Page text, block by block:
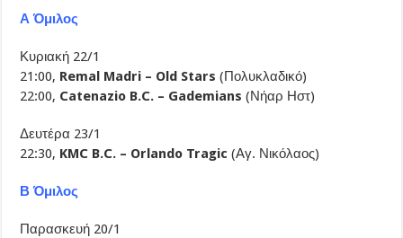
Α Όμιλος
Κυριακή 22/1
21:00, Remal Madri – Old Stars (Πολυκλαδικό)
22:00, Catenazio B.C. – Gademians (Νήαρ Ηστ)
Δευτέρα 23/1
22:30, KMC B.C. – Orlando Tragic(Αγ. Νικόλαος)
Β Όμιλος
Παρασκευή 20/1